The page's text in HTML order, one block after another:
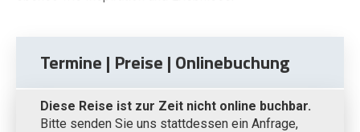
Termine | Preise | Onlinebuchung
Diese Reise ist zur Zeit nicht online buchbar.
Bitte senden Sie uns stattdessen ein Anfrage,